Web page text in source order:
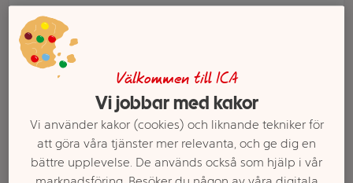
Välkommen till ICA
Vi jobbar med kakor
Vi använder kakor (cookies) och liknande tekniker för
att göra våra tjänster mer relevanta, och ge dig en
bättre upplevelse. De används också som hjälp i vår